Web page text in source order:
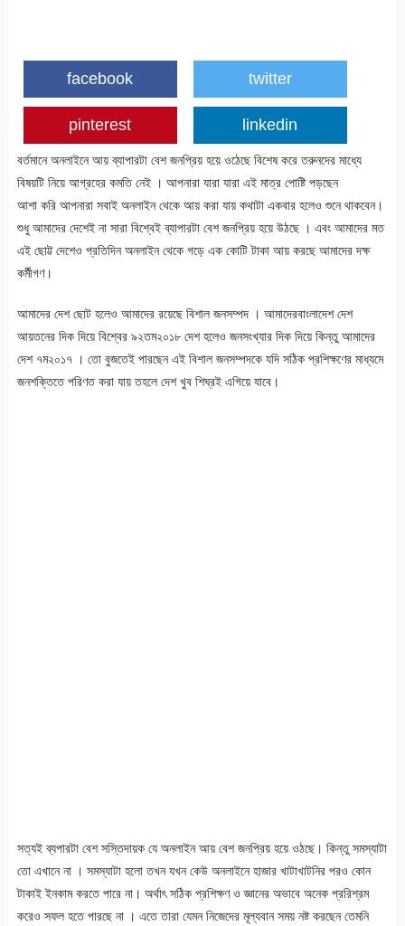
facebook twitter
pinterest linkedin
বর্তমানে অনলাইনে আয় ব্যাপারটা বেশ জনপ্রিয় হয়ে ওঠেছে বিশেষ করে তরুনদের মাধ্যে
বিষয়টি নিয়ে আগ্রহের কমতি নেই । আপনারা যারা যারা এই মাত্র পোষ্টি পড়ছেন
আশা করি আপনারা সবাই অনলাইন থেকে আয় করা যায় কথাটা একবার হলেও শুনে থাকবেন।
শুধু আমাদের দেশেই না সারা বিশ্বেই ব্যাপারটা বেশ জনপ্রিয় হয়ে উঠছে । এবং আমাদের মত
এই ছোট্ট দেশেও প্রতিদিন অনলাইন থেকে গড়ে এক কোটি টাকা আয় করছে আমাদের দক্ষ
কর্মীগণ।
আমাদের দেশ ছোট হলেও আমাদের রয়েছে বিশাল জনসম্পদ । আমাদেরবাংলাদেশদেশ
আয়তনের দিক দিয়ে বিশ্বের ৯২তম২০১৮দেশ হলেও জনসংখ্যার ‍দিক দিয়ে কিন্তু আমাদের
দেশ ৭ম২০১৭। তো বুজতেই পারছেন এই ‍বিশাল জনসম্পদকে যদি সঠিক প্রশিক্ষণের মাধ্যমে
জনশক্তিতে পরিণত করা যায় তহলে দেশ খুব শিঘ্রই এগিয়ে যাবে।
সত্যই ব্যপারটা বেশ সস্তিদায়ক যে অনলাইন আয় বেশ জনপ্রিয় হয়ে ওঠছে। কিন্তু সমস্যাটা
তো এখানে না । সমস্যাটা হলো তখন যখন কেউ অনলাইনে হাজার খাটাখাটনির পরও কোন
টাকাই ইনকাম করতে পারে না। অর্থাৎ সঠিক প্রশিক্ষণ ও জ্ঞানের অভাবে অনেক প্ররিশ্রম
করেও সফল হতে পারছে না । এতে তারা যেমন নিজেদের মূল্যবান সময় নষ্ট করছেন তেমনি